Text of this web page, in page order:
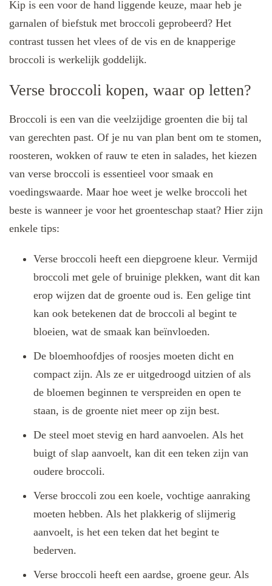
Kip is een voor de hand liggende keuze, maar heb je
garnalen of biefstuk met broccoli geprobeerd? Het
contrast tussen het vlees of de vis en de knapperige
broccoli is werkelijk goddelijk.
Verse broccoli kopen, waar op letten?
Broccoli is een van die veelzijdige groenten die bij tal
van gerechten past. Of je nu van plan bent om te stomen,
roosteren, wokken of rauw te eten in salades, het kiezen
van verse broccoli is essentieel voor smaak en
voedingswaarde. Maar hoe weet je welke broccoli het
beste is wanneer je voor het groenteschap staat? Hier zijn
enkele tips:
Verse broccoli heeft een diepgroene kleur. Vermijd
broccoli met gele of bruinige plekken, want dit kan
erop wijzen dat de groente oud is. Een gelige tint
kan ook betekenen dat de broccoli al begint te
bloeien, wat de smaak kan beïnvloeden.
De bloemhoofdjes of roosjes moeten dicht en
compact zijn. Als ze er uitgedroogd uitzien of als
de bloemen beginnen te verspreiden en open te
staan, is de groente niet meer op zijn best.
De steel moet stevig en hard aanvoelen. Als het
buigt of slap aanvoelt, kan dit een teken zijn van
oudere broccoli.
Verse broccoli zou een koele, vochtige aanraking
moeten hebben. Als het plakkerig of slijmerig
aanvoelt, is het een teken dat het begint te
bederven.
Verse broccoli heeft een aardse, groene geur. Als